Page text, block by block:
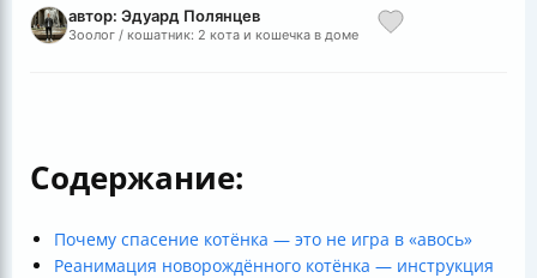
автор: Эдуард Полянцев
Зоолог / кошатник: 2 кота и кошечка в доме
Содержание:
Почему спасение котёнка — это не игра в «авось»
Реанимация новорождённого котёнка — инструкция